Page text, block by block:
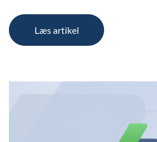
Læs artikel